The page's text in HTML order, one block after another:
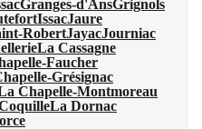
Granges-d'AnsGrignols
IssacJaure
RobertJayacJourniac
La Cassagne
Faucher
Grésignac
Chapelle-Montmoreau
La Dornac